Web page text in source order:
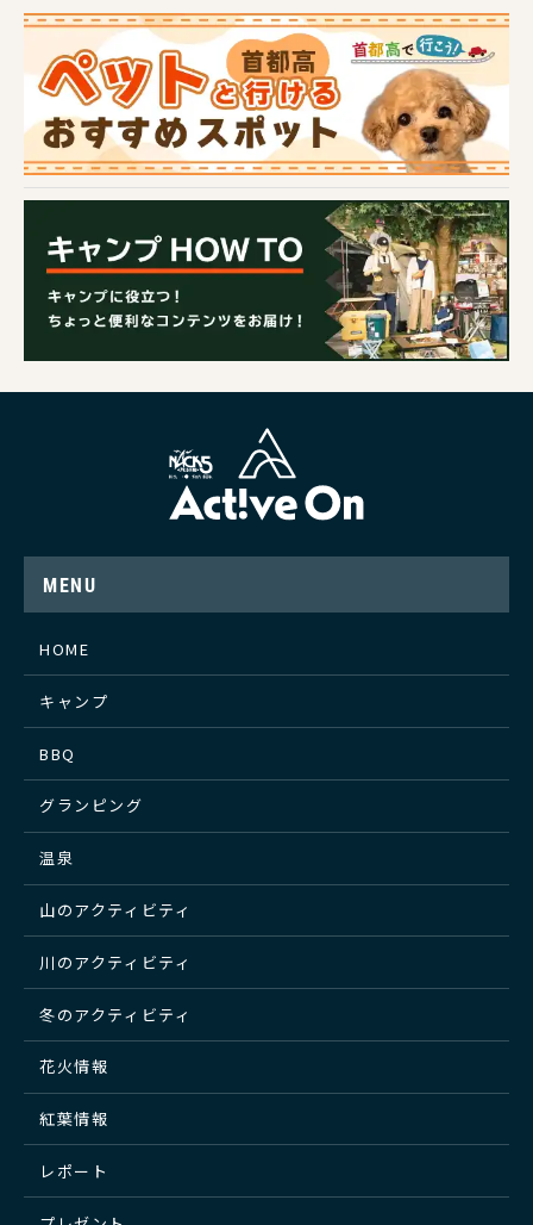
MENU
HOME
キャンプ
BBQ
グランピング
温泉
山のアクティビティ
川のアクティビティ
冬のアクティビティ
花火情報
紅葉情報
レポート